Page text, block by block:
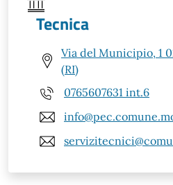
Tecnica
Via del Municipio, 1
(RI)
0765607631 int.6